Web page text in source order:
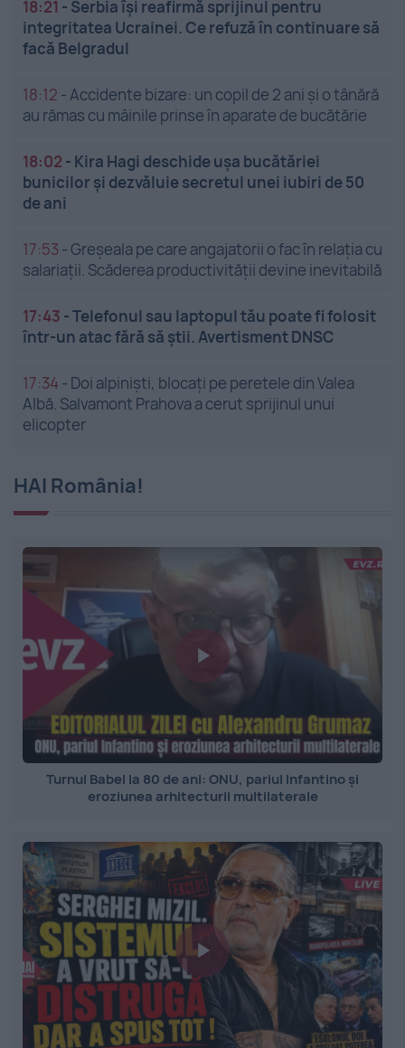
18:21 - Serbia își reafirmă sprijinul pentru
integritatea Ucrainei. Ce refuză în continuare să
facă Belgradul
18:12 -Accidente bizare: un copil de 2 ani și o tânără
au rămas cu mâinile prinse în aparate de bucătărie
18:02 - Kira Hagi deschide ușa bucătăriei
bunicilor și dezvăluie secretul unei iubiri de 50
de ani
17:53 -Greșeala pe care angajatorii o fac în relația cu
salariații. Scăderea productivității devine inevitabilă
17:43 -Telefonul sau laptopul tău poate fi folosit
într-un atac fără să știi. Avertisment DNSC
17:34 - Doi alpiniști, blocați pe peretele din Valea
Albă. Salvamont Prahova a cerut sprijinul unui
elicopter
HAI România!
Turnul Babel la 80 de ani: ONU, pariul Infantino și
eroziunea arhitecturii multilaterale